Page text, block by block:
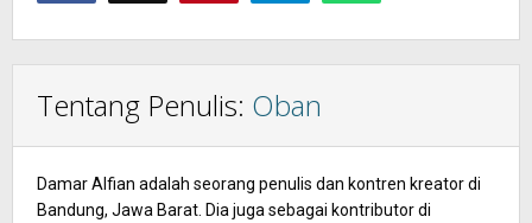
Tentang Penulis: Oban
Damar Alfian adalah seorang penulis dan kontren kreator di
Bandung, Jawa Barat. Dia juga sebagai kontributor di